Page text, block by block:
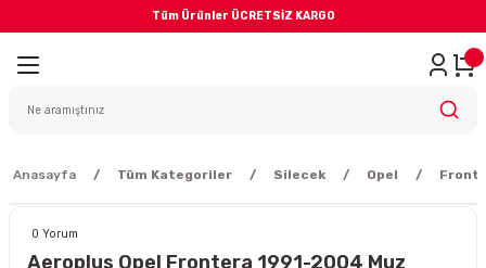
Tüm Ürünler ÜCRETSİZ KARGO
Geri Dön
Anasayfa Tüm Kategoriler Silecek Opel
0 Yorum
Aeroplus Opel Frontera 1991-2004 Muz